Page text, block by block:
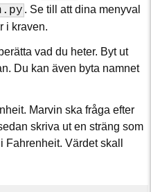
. Se till att dina menyval
i kraven.
vad du heter. Byt ut
Du kan även byta namnet
Marvin ska fråga efter
skriva ut en sträng som
Värdet skall